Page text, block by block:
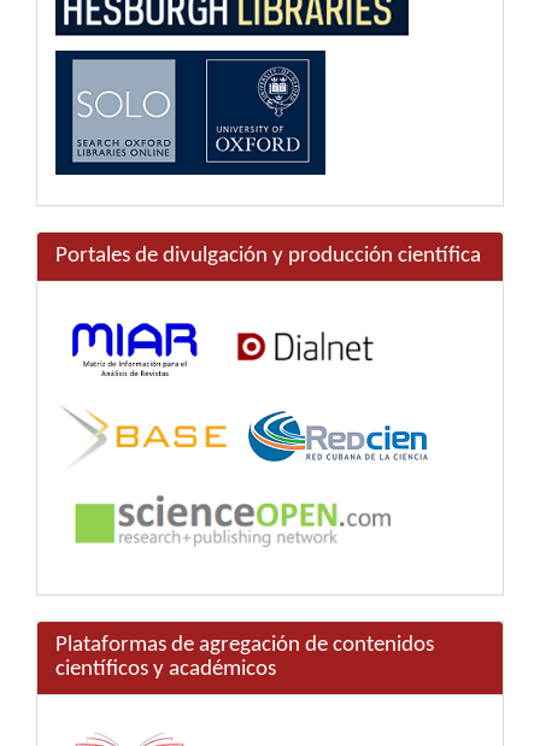
Portales de divulgación y producción científica
Plataformas de agregación de contenidos
científicos y académicos